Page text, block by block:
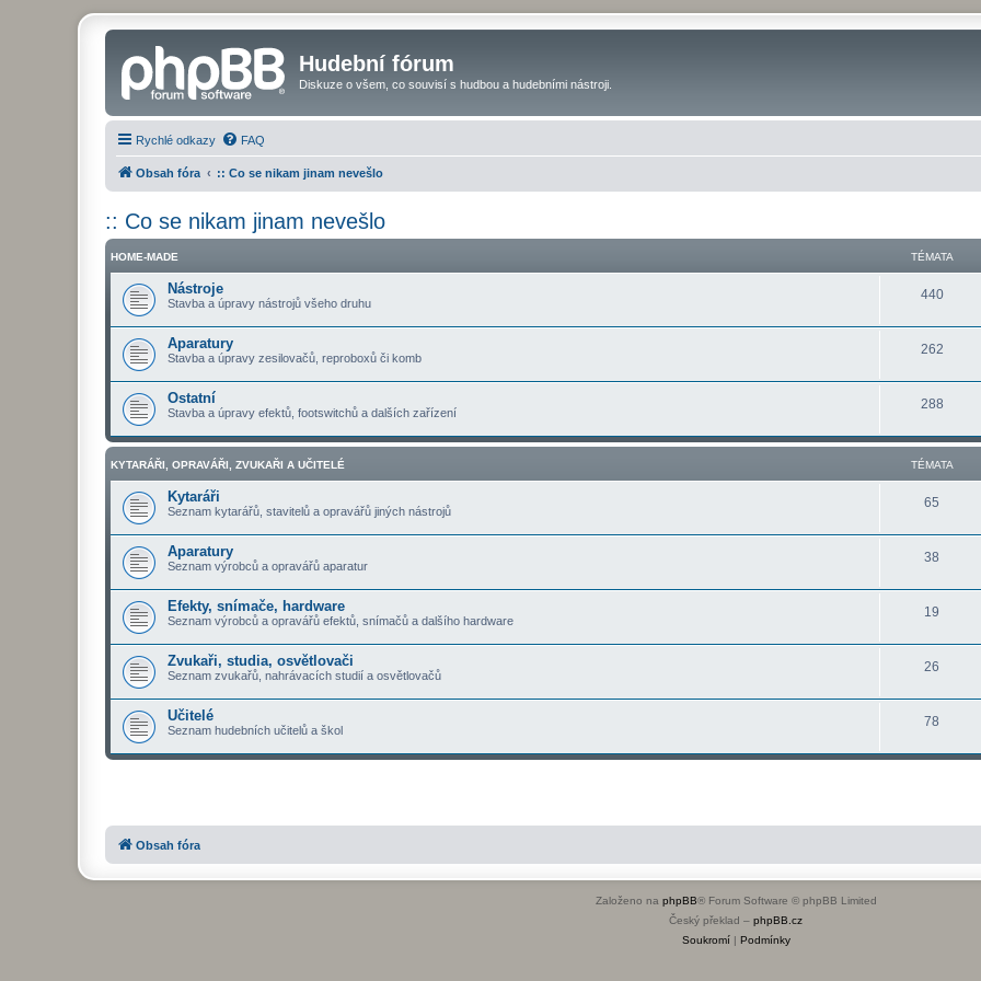
Hudební fórum
Diskuze o všem, co souvisí s hudbou a hudebními nástroji.
Rychlé odkazy FAQ
Obsah fóra :: Co se nikam jinam nevešlo
:: Co se nikam jinam nevešlo
HOME-MADE TÉMATA
Nástroje
Stavba a úpravy nástrojů všeho druhu
440
Aparatury
Stavba a úpravy zesilovačů, reproboxů či komb
262
Ostatní
Stavba a úpravy efektů, footswitchů a dalších zařízení
288
KYTARÁŘI, OPRAVÁŘI, ZVUKAŘI A UČITELÉ TÉMATA
Kytaráři
Seznam kytarářů, stavitelů a opravářů jiných nástrojů
65
Aparatury
Seznam výrobců a opravářů aparatur
38
Efekty, snímače, hardware
Seznam výrobců a opravářů efektů, snímačů a dalšího hardware
19
Zvukaři, studia, osvětlovači
Seznam zvukařů, nahrávacích studií a osvětlovačů
26
Učitelé
Seznam hudebních učitelů a škol
78
Obsah fóra
Založeno na phpBB® Forum Software © phpBB Limited
Český překlad – phpBB.cz
Soukromí| Podmínky